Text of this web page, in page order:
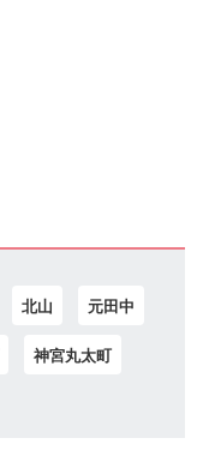
北山 元田中
神宮丸太町